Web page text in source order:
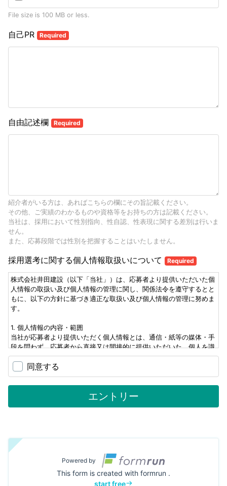
File size is 100 MB or less.
自己PR Required
自由記述欄 Required
紹介者がいる方は、あればこちらの欄にその旨記載ください。
その他、ご実績のわかるものや資格等をお持ちの方は記載ください。
当社は、採用において性別指向、性自認、性表現に関する差別は行いま
せん。
また、応募段階では性別を把握することはいたしません。
採用選考に関する個人情報取扱いについて Required
株式会社井田建設（以下「当社」）は、応募者より提供いただいた個
人情報の取扱い及び個人情報の管理に関し、関係法令を遵守するとと
もに、以下の方針に基づき適正な取扱い及び個人情報の管理に努めま
す。
1. 個人情報の内容・範囲
当社が応募者より提供いただく個人情報とは、通信・紙等の媒体・手
段を問わず、応募者から直接又は間接的に提供いただいた、個人を識
別できる情報を意味します。具体的には次のとおりです。
・氏名・年齢、性別、生年月日、住所、電話番号、e-mailアドレス、
職務経歴等、応募書類に記載される事項
・上記以外の情報のうち、他の情報と容易に照合することができ、そ
れにより特定の個人を識別できるもの
①採用選考時の判断
②応募者への連絡
③採用後の人事・労務管理
3. 個人情報の不提供の場合の取扱いについて
同意する
エントリー
Powered by
This form is created with formrun .
start free